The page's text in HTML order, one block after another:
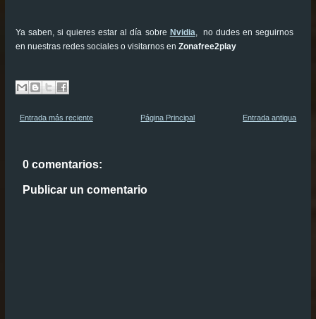
Ya saben, si quieres estar al día sobre Nvidia, no dudes en seguirnos
en nuestras redes sociales o visitarnos en Zonafree2play
Entrada más reciente Entrada antigua
Página Principal
0 comentarios:
Publicar un comentario